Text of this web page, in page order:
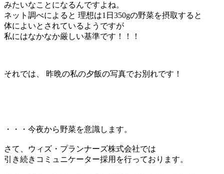
みたいなことになるんですよね。
ネット調べによると 理想は1日350gの野菜を摂取すると
体によいとされているようですが
私にはなかなか厳しい基準です！！！
それでは、 昨晩の私の夕飯の写真でお別れです！
・・・今夜から野菜を意識します。
さて、ウィズ・プランナーズ株式会社では
引き続きコミュニケーター採用を行っております。